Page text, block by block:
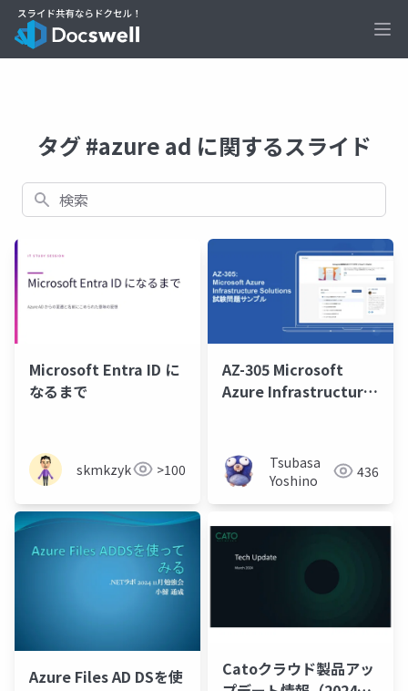
タグ #azure ad に関するスライド
検索
Microsoft Entra ID に
なるまで
skmkzyk >100
AZ-305 Microsoft
Azure Infrastructure
Tsubasa
Yoshino
436
Azure Files AD DSを使
Catoクラウド製品アッ